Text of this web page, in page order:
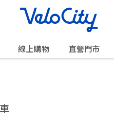
線上購物 直營門市